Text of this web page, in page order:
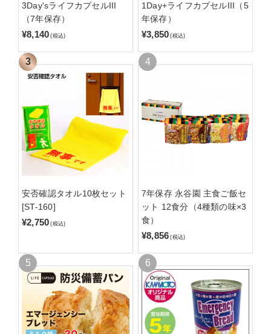
3Day'sライフカプセルIII
（7年保存）
¥8,140 (税込)
1Day+ライフカプセルIII（5
年保存）
¥3,850 (税込)
安否確認タオル10枚セット
[ST-160]
¥2,750 (税込)
7年保存 永谷園 主食ご飯セ
ット 12食分（4種類の味×3
食）
¥8,856 (税込)